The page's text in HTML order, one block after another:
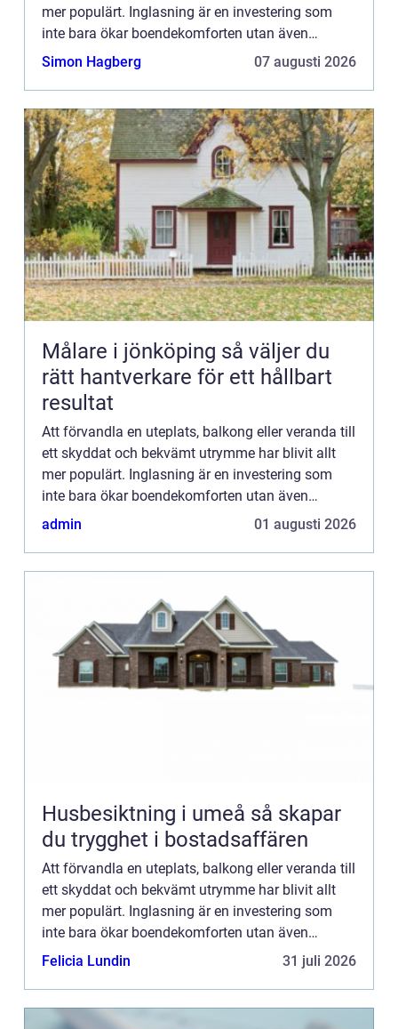
mer populärt. Inglasning är en investering som
inte bara ökar boendekomforten utan även
fastighetens värde. I den...
Simon Hagberg 07 augusti 2026
Målare i jönköping så väljer du
rätt hantverkare för ett hållbart
resultat
Att förvandla en uteplats, balkong eller veranda till
ett skyddat och bekvämt utrymme har blivit allt
mer populärt. Inglasning är en investering som
inte bara ökar boendekomforten utan även
fastighetens värde. I den...
admin 01 augusti 2026
Husbesiktning i umeå så skapar
du trygghet i bostadsaffären
Att förvandla en uteplats, balkong eller veranda till
ett skyddat och bekvämt utrymme har blivit allt
mer populärt. Inglasning är en investering som
inte bara ökar boendekomforten utan även
fastighetens värde. I den...
Felicia Lundin 31 juli 2026